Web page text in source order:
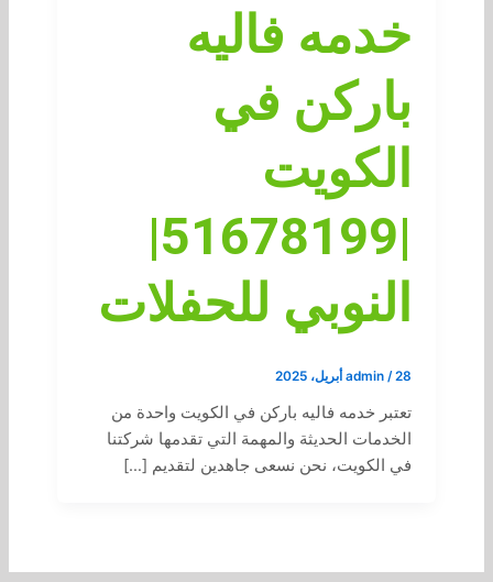
خدمه فاليه
باركن في
الكويت
|51678199|
النوبي للحفلات
admin /28 أبريل، 2025
تعتبر خدمه فاليه باركن في الكويت واحدة من
الخدمات الحديثة والمهمة التي تقدمها شركتنا
في الكويت، نحن نسعى جاهدين لتقديم […]